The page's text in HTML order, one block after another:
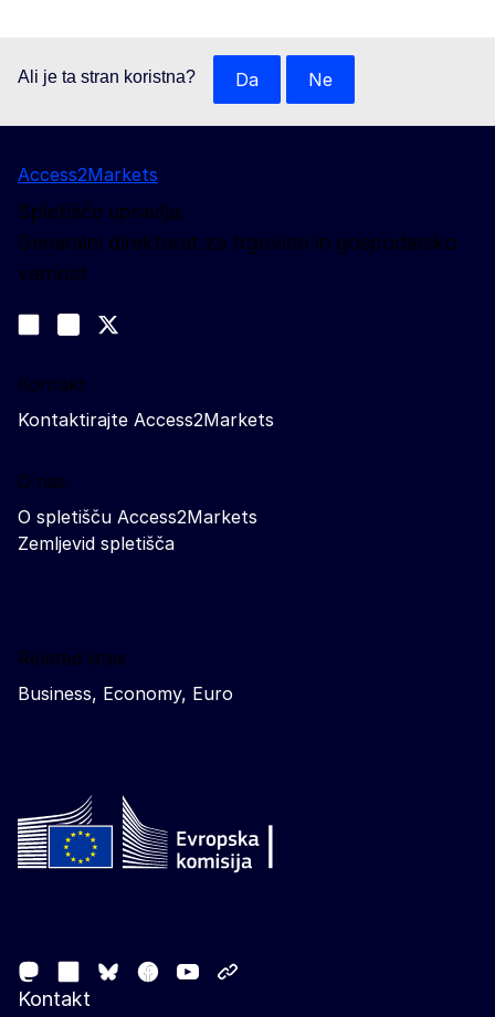
Ali je ta stran koristna? Da Ne
Access2Markets
Spletišče upravlja:
Generalni direktorat za trgovino in gospodarsko
varnost
Join us on LinkedIn
Trade-Off podcast
Kontakt
Kontaktirajte Access2Markets
O nas
O spletišču Access2Markets
Zemljevid spletišča
Related sites
Business, Economy, Euro
MastodonLinkedIn
Bluesky
Facebook
Youtube
Kontakt